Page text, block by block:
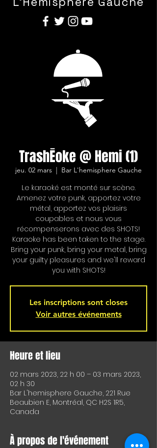
TrashĒoke @ Hemi (1)
jeu. 02 mars Bar L'hemisphere Gauche
Le karaoké est monté sur scène.
Amenez votre punk, apportez votre
métal, apportez vos plaisirs
coupables et nous vous
récompenserons avec des SHOTS!
Karaoke has been taken to the stage.
Bring your punk, bring your metal, bring
your guilty pleasures and we'll reward
you with SHOTS!
Les inscriptions sont closes
Voir autres événements
Heure et lieu
02 mars 2023, 22 h 00 – 03 mars 2023,
02 h 30
Bar L'hemisphere Gauche, 221 Rue
Beaubien E, Montréal, QC H2S 1R5,
Canada
À propos de l'événement